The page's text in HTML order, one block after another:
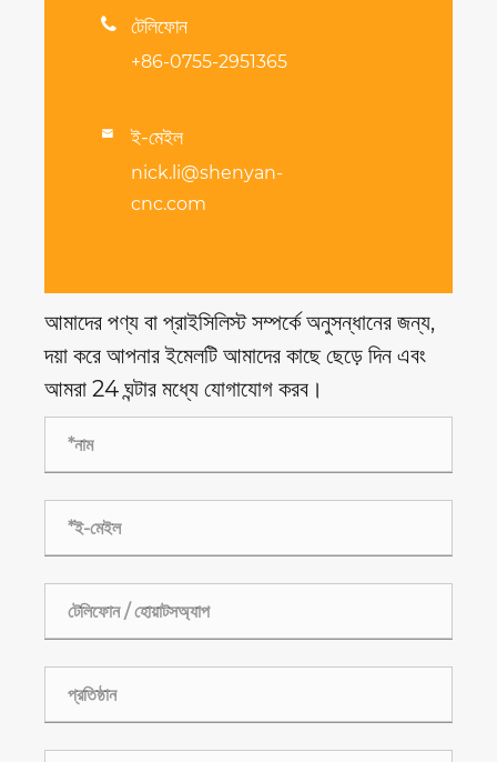
 টেলিফোন
+86-0755-2951365
 ই-মেইল
nick.li@shenyan-
cnc.com
আমাদের পণ্য বা প্রাইসিলিস্ট সম্পর্কে অনুসন্ধানের জন্য,
দয়া করে আপনার ইমেলটি আমাদের কাছে ছেড়ে দিন এবং
আমরা 24 ঘন্টার মধ্যে যোগাযোগ করব।